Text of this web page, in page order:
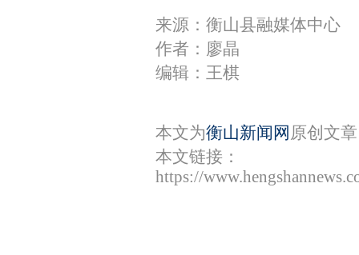
来源：衡山县融媒体中心
作者：廖晶
编辑：王棋
本文为衡山新闻网 原创文
本文链接：
https://